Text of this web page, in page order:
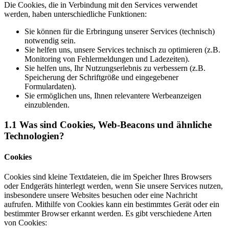
Die Cookies, die in Verbindung mit den Services verwendet
werden, haben unterschiedliche Funktionen:
Sie können für die Erbringung unserer Services (technisch)
notwendig sein.
Sie helfen uns, unsere Services technisch zu optimieren (z.B.
Monitoring von Fehlermeldungen und Ladezeiten).
Sie helfen uns, Ihr Nutzungserlebnis zu verbessern (z.B.
Speicherung der Schriftgröße und eingegebener
Formulardaten).
Sie ermöglichen uns, Ihnen relevantere Werbeanzeigen
einzublenden.
1.1 Was sind Cookies, Web-Beacons und ähnliche
Technologien?
Cookies
Cookies sind kleine Textdateien, die im Speicher Ihres Browsers
oder Endgeräts hinterlegt werden, wenn Sie unsere Services nutzen,
insbesondere unsere Websites besuchen oder eine Nachricht
aufrufen. Mithilfe von Cookies kann ein bestimmtes Gerät oder ein
bestimmter Browser erkannt werden. Es gibt verschiedene Arten
von Cookies: